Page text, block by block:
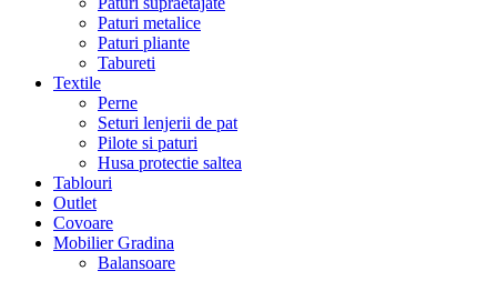
Paturi metalice
Paturi pliante
Tabureti
Textile
Perne
Seturi lenjerii de pat
Pilote si paturi
Husa protectie saltea
Tablouri
Outlet
Covoare
Mobilier Gradina
Balansoare